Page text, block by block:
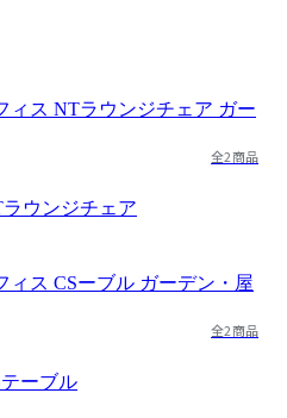
全2商品
ウンジチェア
全2商品
ーブル